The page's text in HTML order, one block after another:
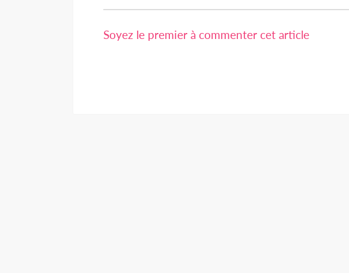
Soyez le premier à commenter cet article